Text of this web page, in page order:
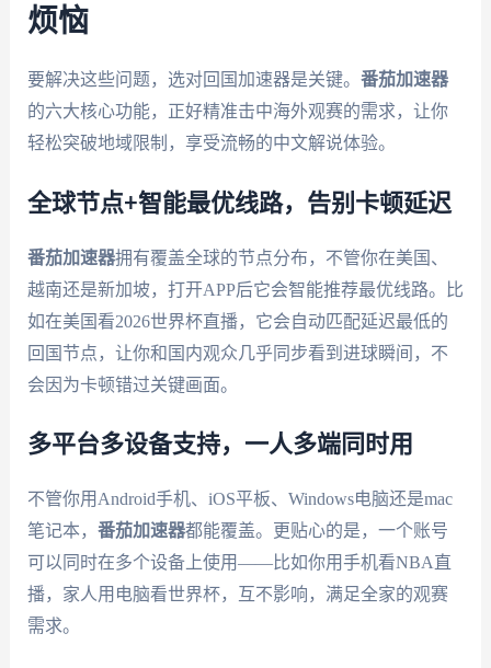
烦恼
要解决这些问题，选对回国加速器是关键。 番茄加速器
的六大核心功能，正好精准击中海外观赛的需求，让你
轻松突破地域限制，享受流畅的中文解说体验。
全球节点+智能最优线路，告别卡顿延迟
番茄加速器拥有覆盖全球的节点分布，不管你在美国、
越南还是新加坡，打开APP后它会智能推荐最优线路。比
如在美国看2026世界杯直播，它会自动匹配延迟最低的
回国节点，让你和国内观众几乎同步看到进球瞬间，不
会因为卡顿错过关键画面。
多平台多设备支持，一人多端同时用
不管你用Android手机、iOS平板、Windows电脑还是mac
笔记本， 番茄加速器都能覆盖。更贴心的是，一个账号
可以同时在多个设备上使用——比如你用手机看NBA直
播，家人用电脑看世界杯，互不影响，满足全家的观赛
需求。